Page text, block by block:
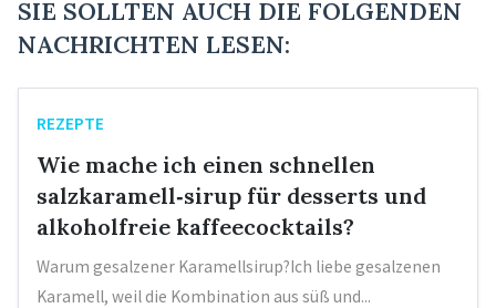
SIE SOLLTEN AUCH DIE FOLGENDEN
NACHRICHTEN LESEN:
REZEPTE
Wie mache ich einen schnellen
salzkaramell‑sirup für desserts und
alkoholfreie kaffeecocktails?
Warum gesalzener Karamellsirup?Ich liebe gesalzenen
Karamell, weil die Kombination aus süß und...